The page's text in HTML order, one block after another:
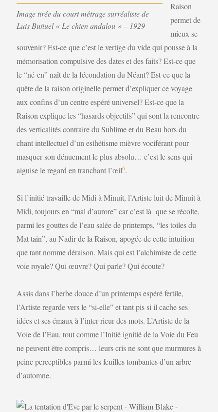
Image tirée du court métrage surréaliste de
Luis Buñuel « Le chien andalou » – 1929
Raison
permet de
mieux se
souvenir? Est-ce que c’est le vertige du vide qui pousse à la
mémorisation compulsive des dates et des faits? Est-ce que
le “né-en” naît de la fécondation du Néant? Est-ce que la
quête de la raison originelle permet d’expliquer ce voyage
aux confins d’un centre espéré universel? Est-ce que la
Raison explique les “hasards objectifs” qui sont la rencontre
des verticalités contraire du Sublime et du Beau hors du
chant intellectuel d’un esthétisme mièvre vociférant pour
masquer son dénuement le plus absolu… c’est le sens qui
aiguise le regard en tranchant l’œil6.
Si l’initié travaille de Midi à Minuit, l’Artiste luit de Minuit à
Midi, toujours en “mal d’aurore” car c’est là que se récolte,
parmi les gouttes de l’eau salée de printemps, “les toiles du
Mat tain”, au Nadir de la Raison, apogée de cette intuition
que tant nomme déraison. Mais qui est l’alchimiste de cette
voie royale? Qui œuvre? Qui parle? Qui écoute?
Assis dans l’herbe douce d’un printemps espéré fertile,
l’Artiste regarde vers le “si-elle” et tant pis si il cache ses
idées et ses émaux à l’inter-rieur des mots. L’Artiste de la
Voie de l’Eau, tout comme l’Initié ignitié de la Voie du Feu
ne peuvent être compris… leurs cris ne sont que murmures à
peine perceptibles parmi les feuilles tombantes d’un arbre
d’automne.